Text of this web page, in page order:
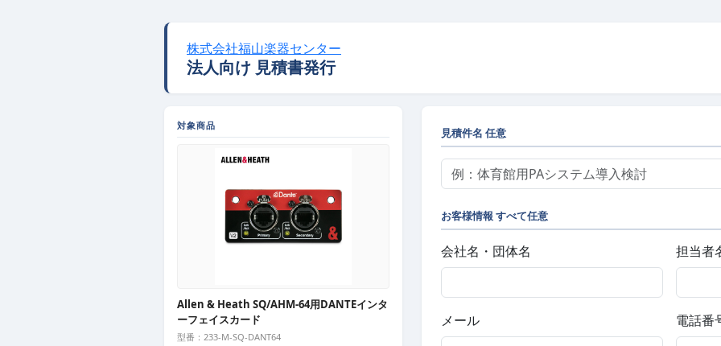
株式会社福山楽器センター
法人向け 見積書発行
対象商品
Allen & Heath SQ/AHM-64用DANTEインタ
ーフェイスカード
型番：233-M-SQ-DANT64
見積件名 任意
お客様情報 すべて任意
会社名・団体名 担当者
メール 電話番